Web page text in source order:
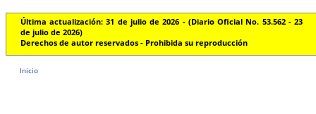
Última actualización: 31 de julio de 2026 - (Diario Oficial No. 53.562 - 23
de julio de 2026)
Derechos de autor reservados - Prohibida su reproducción
Inicio